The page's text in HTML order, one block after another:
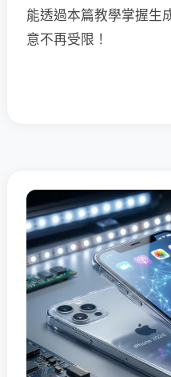
能透過本篇教學掌握生
意不再受限！